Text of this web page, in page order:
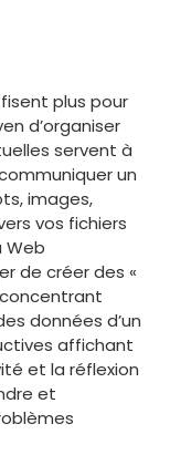
plus pour
d’organiser
servent à
un
images,
vos fichiers
Web
de créer des «
données d’un
affichant
et la réflexion
et